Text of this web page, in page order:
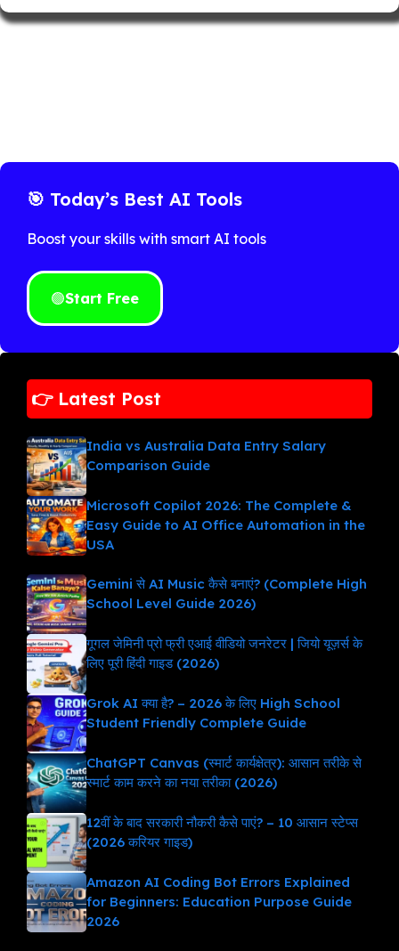
🎯 Today’s Best AI Tools
Boost your skills with smart AI tools
🟢Start Free
👉 Latest Post
India vs Australia Data Entry Salary
Comparison Guide
Microsoft Copilot 2026: The Complete &
Easy Guide to AI Office Automation in the
USA
Gemini से AI Music कैसे बनाएं? (Complete High
School Level Guide 2026)
गूगल जेमिनी प्रो फ्री एआई वीडियो जनरेटर | जियो यूज़र्स के
लिए पूरी हिंदी गाइड (2026)
Grok AI क्या है? – 2026 के लिए High School
Student Friendly Complete Guide
ChatGPT Canvas (स्मार्ट कार्यक्षेत्र): आसान तरीके से
स्मार्ट काम करने का नया तरीका (2026)
12वीं के बाद सरकारी नौकरी कैसे पाएं? – 10 आसान स्टेप्स
(2026 करियर गाइड)
Amazon AI Coding Bot Errors Explained
for Beginners: Education Purpose Guide
2026